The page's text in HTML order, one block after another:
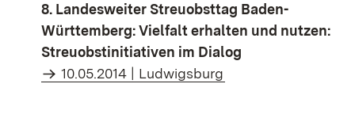
8. Landesweiter Streuobsttag Baden-
Württemberg: Vielfalt erhalten und nutzen:
Streuobstinitiativen im Dialog
10.05.2014 | Ludwigsburg